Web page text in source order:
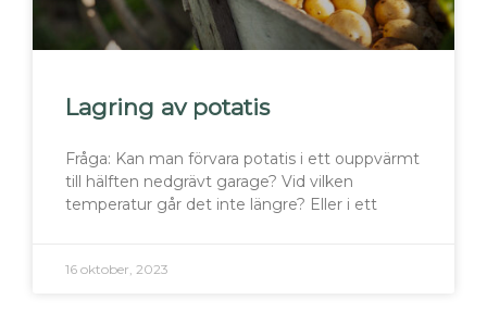
Lagring av potatis
Fråga: Kan man förvara potatis i ett ouppvärmt
till hälften nedgrävt garage? Vid vilken
temperatur går det inte längre? Eller i ett
16 oktober, 2023